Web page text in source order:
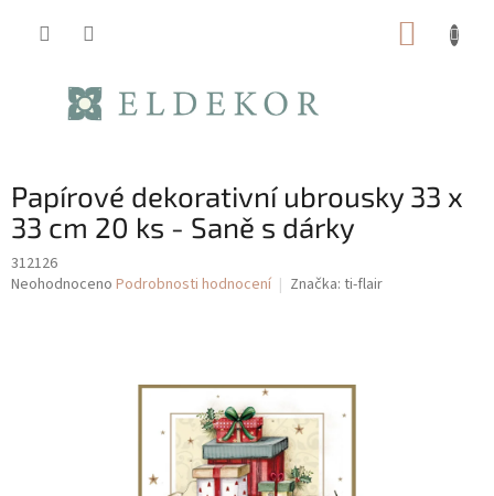
Papírové dekorativní ubrousky 33 x
33 cm 20 ks - Saně s dárky
312126
Průměrné
Neohodnoceno Podrobnosti hodnocení Značka: ti-flair